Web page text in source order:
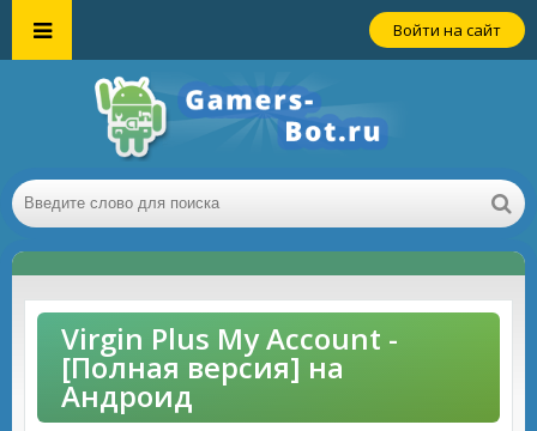
Войти на сайт
Virgin Plus My Account -
[Полная версия] на
Андроид